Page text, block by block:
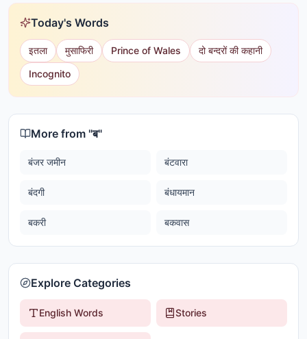
Today's Words
इतला मुसाफिरी Prince of Wales
दो बन्दरों की कहानी
Incognito
More from "ब"
बंजर जमीन बंटवारा
बंदगी बंधायमान
बकरी बकवास
Explore Categories
English Words Stories